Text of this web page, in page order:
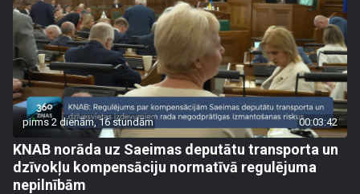
pirms 2 dienām, 16 stundām 00:03:42
KNAB norāda uz Saeimas deputātu transporta un
dzīvokļu kompensāciju normatīvā regulējuma
nepilnībām